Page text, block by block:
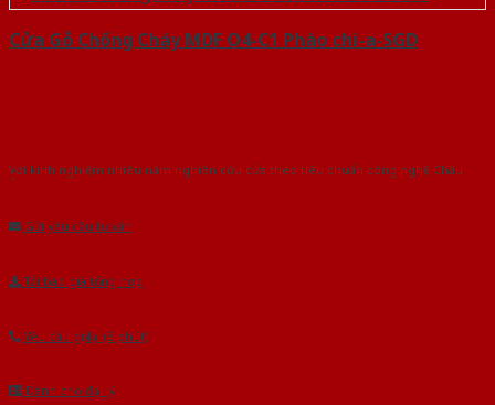
Cửa Gỗ Chống Cháy MDF O4-C1 Phào chi-a-SGD
Với kinh nghiệm nhiêu năm nghiên cứu cửa theo tiêu chuẩn công nghệ Châu
Gửi yêu cầu tư vấn
Tải báo giá tổng hợp
Yêu cầu gọi lại (3 phút)
Dành cho đại lý